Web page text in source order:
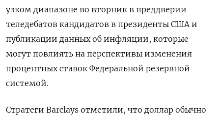
узком диапазоне во вторник в преддверии
теледебатов кандидатов в президенты США и
публикации данных об инфляции, которые
могут повлиять на перспективы изменения
процентных ставок Федеральной резервной
системой.
Стратеги Barclays отметили, что доллар обычно